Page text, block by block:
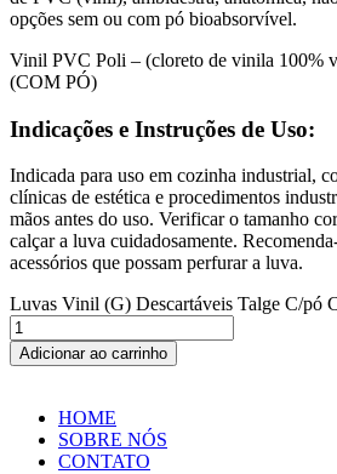
opções sem ou com pó bioabsorvível.
Vinil PVC Poli – (cloreto de vinila 100%
(COM PÓ)
Indicações e Instruções de Uso:
Indicada para uso em cozinha industrial,
clínicas de estética e procedimentos
mãos antes do uso. Verificar o tamanho
calçar a luva cuidadosamente.
acessórios que possam perfurar a luva.
Luvas Vinil (G) Descartáveis Talge C/pó
Adicionar ao carrinho
HOME
SOBRE NÓS
CONTATO